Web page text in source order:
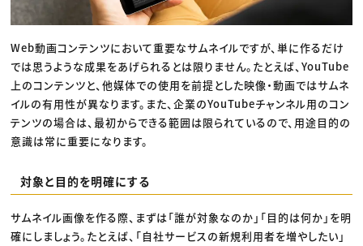
Web動画コンテンツにおいて重要なサムネイルですが、単に作るだけ
では思うような成果をあげられるとは限りません。たとえば、YouTube
上のコンテンツと、他媒体での使用を前提とした映像・動画ではサムネ
イルの有用性が異なります。また、企業のYouTubeチャンネル用のコン
テンツの場合は、最初からできる範囲は限られているので、用途目的の
意識は常に重要になります。
対象と目的を明確にする
サムネイル画像を作る際、まずは「誰が対象なのか」「目的は何か」を明
確にしましょう。たとえば、「自社サービスの新規利用者を増やしたい」